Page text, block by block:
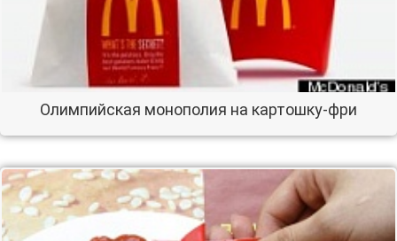
Олимпийская монополия на картошку-фри